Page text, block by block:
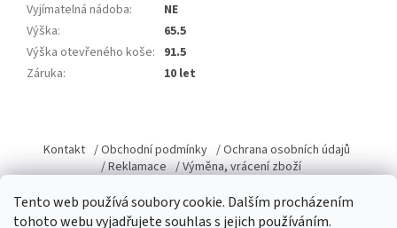
Tento web používá soubory cookie. Dalším procházením
tohoto webu vyjadřujete souhlas s jejich používáním.
Vyjímatelná nádoba:
NE
Výška:
65.5
Výška otevřeného koše: 91.5
Záruka: 10 let
p
a
Kontakt / Obchodní podmínky / Ochrana osobních údajů
/ Reklamace / Výměna, vrácení zboží